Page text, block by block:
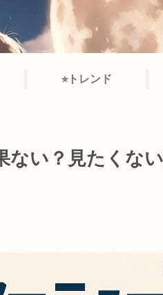
⭐︎トレンド
ない？見たくな